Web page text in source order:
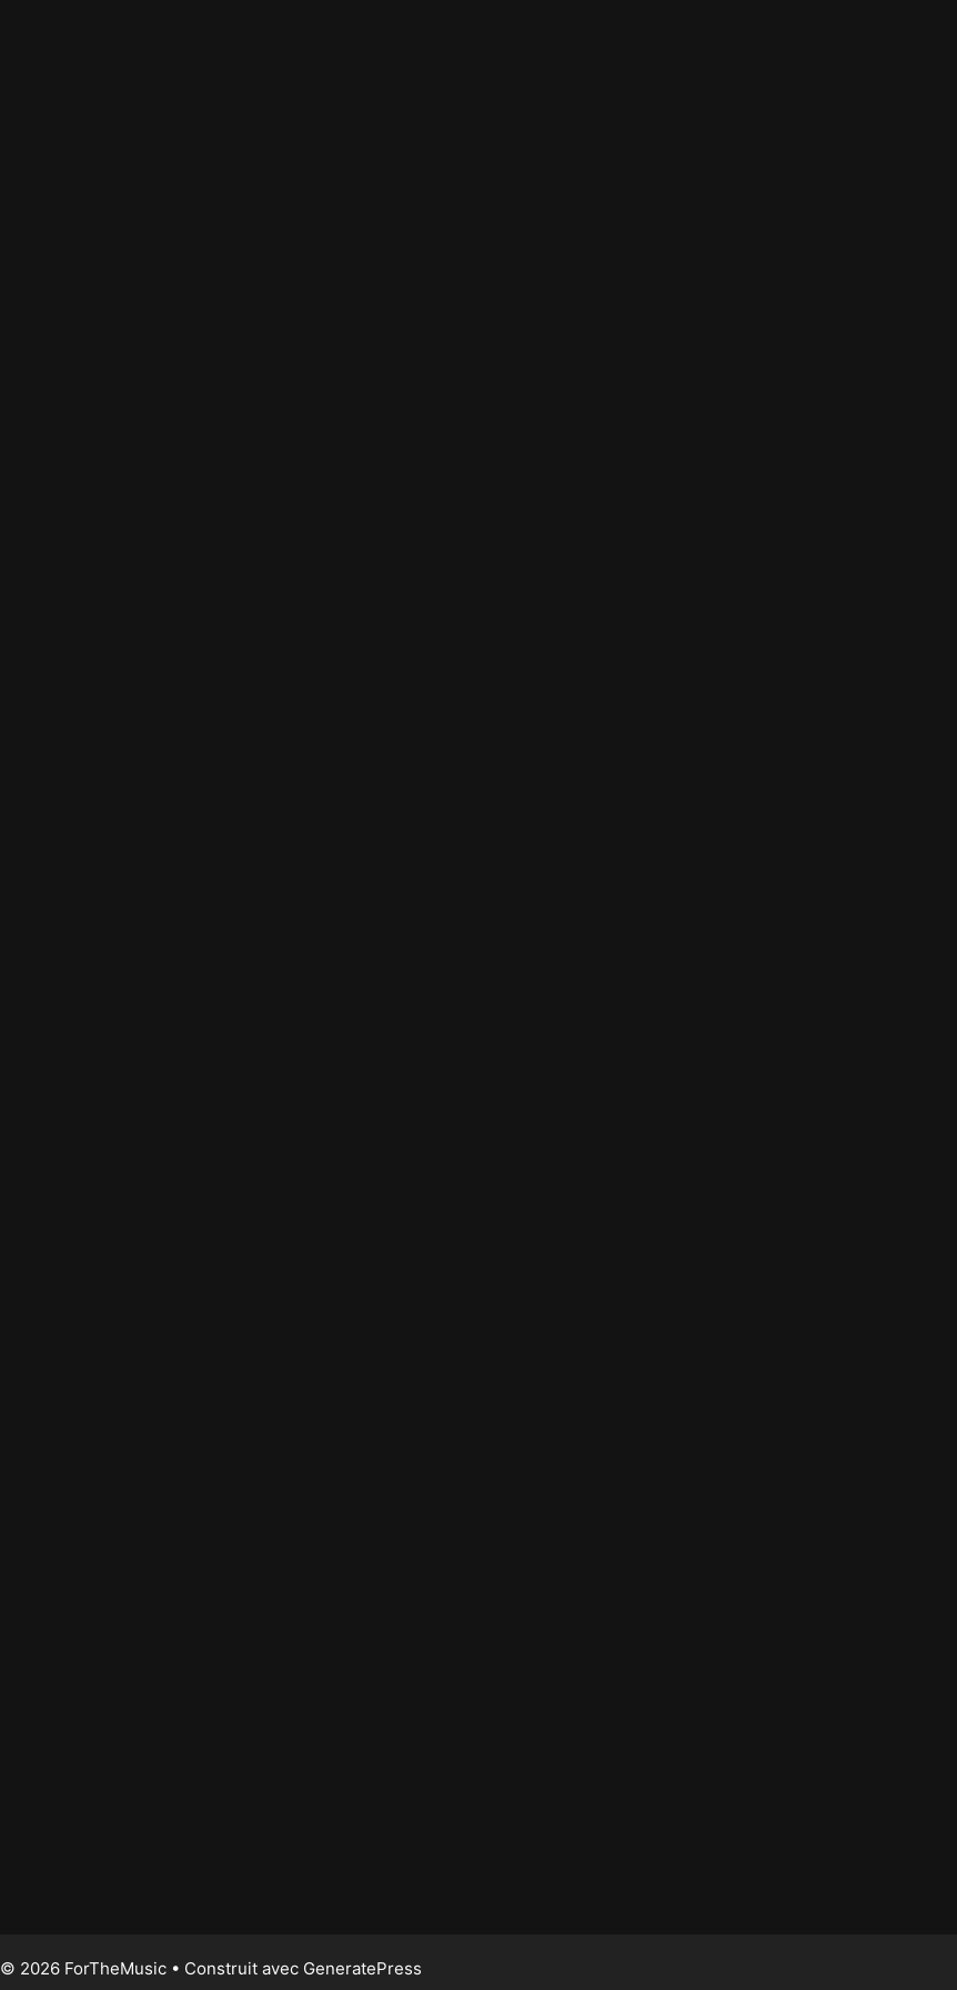
© 2026 ForTheMusic • Construit avec GeneratePress